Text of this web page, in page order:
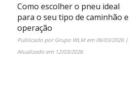
Como escolher o pneu ideal
para o seu tipo de caminhão e
operação
Publicado porGrupo WLMem 06/03/2026|
Atualizado em 12/03/2026